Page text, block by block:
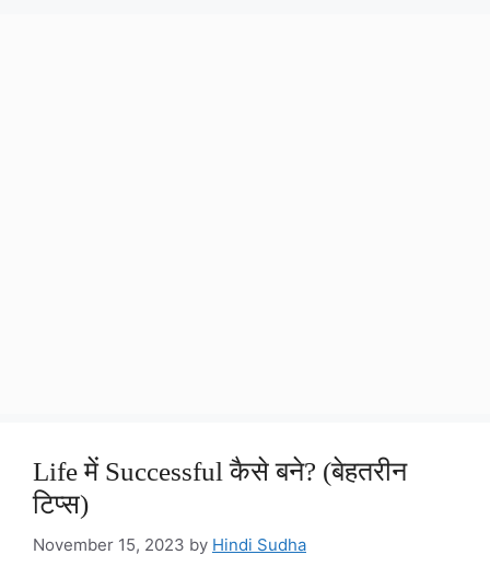
Life में Successful कैसे बने? (बेहतरीन
टिप्स)
November 15, 2023 by Hindi Sudha